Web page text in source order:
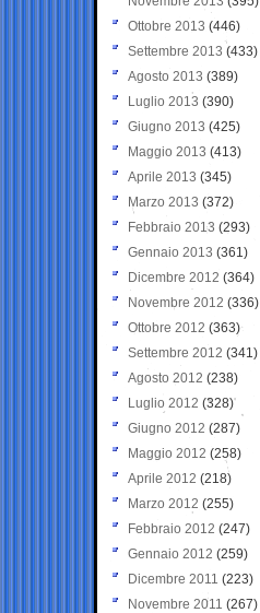
Ottobre 2013 (446)
Settembre 2013 (433)
Agosto 2013 (389)
Luglio 2013 (390)
Giugno 2013 (425)
Maggio 2013 (413)
Aprile 2013 (345)
Marzo 2013 (372)
Febbraio 2013 (293)
Gennaio 2013 (361)
Dicembre 2012 (364)
Novembre 2012 (336)
Ottobre 2012 (363)
Settembre 2012 (341)
Agosto 2012 (238)
Luglio 2012 (328)
Giugno 2012 (287)
Maggio 2012 (258)
Aprile 2012 (218)
Marzo 2012 (255)
Febbraio 2012 (247)
Gennaio 2012 (259)
Dicembre 2011 (223)
Novembre 2011 (267)